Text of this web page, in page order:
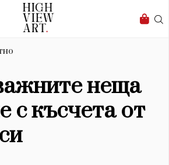
неща
с късчета от